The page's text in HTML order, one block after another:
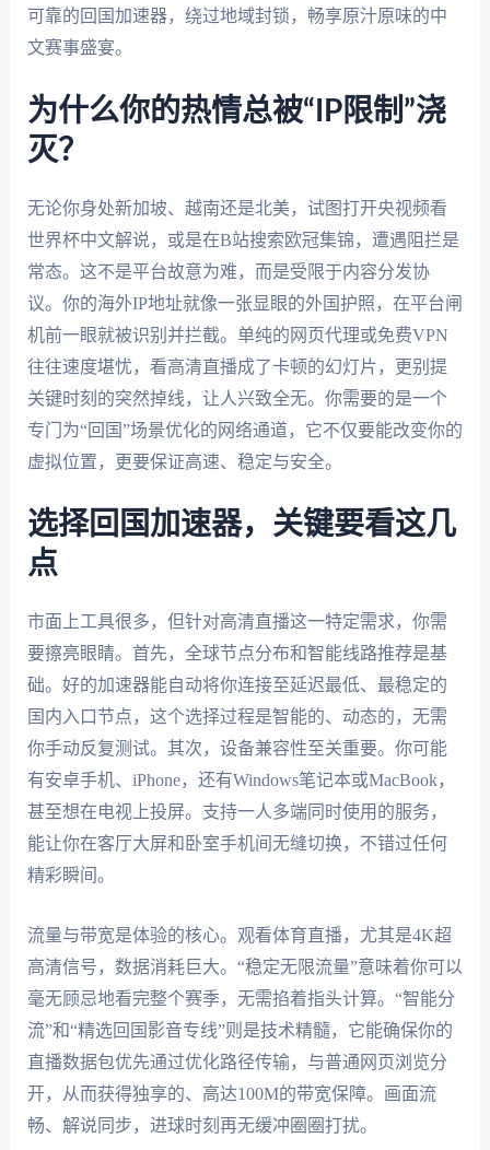
可靠的回国加速器，绕过地域封锁，畅享原汁原味的中
文赛事盛宴。
为什么你的热情总被“IP限制”浇
灭？
无论你身处新加坡、越南还是北美，试图打开央视频看
世界杯中文解说，或是在B站搜索欧冠集锦，遭遇阻拦是
常态。这不是平台故意为难，而是受限于内容分发协
议。你的海外IP地址就像一张显眼的外国护照，在平台闸
机前一眼就被识别并拦截。单纯的网页代理或免费VPN
往往速度堪忧，看高清直播成了卡顿的幻灯片，更别提
关键时刻的突然掉线，让人兴致全无。你需要的是一个
专门为“回国”场景优化的网络通道，它不仅要能改变你的
虚拟位置，更要保证高速、稳定与安全。
选择回国加速器，关键要看这几
点
市面上工具很多，但针对高清直播这一特定需求，你需
要擦亮眼睛。首先，全球节点分布和智能线路推荐是基
础。好的加速器能自动将你连接至延迟最低、最稳定的
国内入口节点，这个选择过程是智能的、动态的，无需
你手动反复测试。其次，设备兼容性至关重要。你可能
有安卓手机、iPhone，还有Windows笔记本或MacBook，
甚至想在电视上投屏。支持一人多端同时使用的服务，
能让你在客厅大屏和卧室手机间无缝切换，不错过任何
精彩瞬间。
流量与带宽是体验的核心。观看体育直播，尤其是4K超
高清信号，数据消耗巨大。“稳定无限流量”意味着你可以
毫无顾忌地看完整个赛季，无需掐着指头计算。“智能分
流”和“精选回国影音专线”则是技术精髓，它能确保你的
直播数据包优先通过优化路径传输，与普通网页浏览分
开，从而获得独享的、高达100M的带宽保障。画面流
畅、解说同步，进球时刻再无缓冲圈圈打扰。